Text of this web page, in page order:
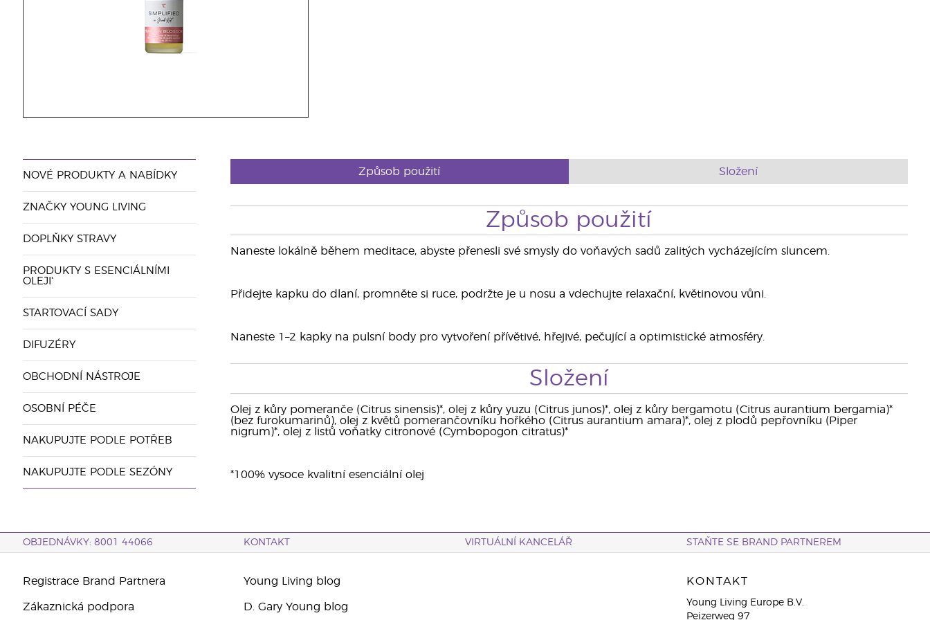
NOVÉ PRODUKTY A NABÍDKY
ZNAČKY YOUNG LIVING
DOPLŇKY STRAVY
PRODUKTY S ESENCIÁLNÍMI
OLEJI'
STARTOVACÍ SADY
DIFUZÉRY
OBCHODNÍ NÁSTROJE
OSOBNÍ PÉČE
NAKUPUJTE PODLE POTŘEB
NAKUPUJTE PODLE SEZÓNY
Způsob použití Složení
Způsob použití
Naneste lokálně během meditace, abyste přenesli své smysly do voňavých sadů zalitých vycházejícím sluncem.
Přidejte kapku do dlaní, promněte si ruce, podržte je u nosu a vdechujte relaxační, květinovou vůni.
Naneste 1–2 kapky na pulsní body pro vytvoření přívětivé, hřejivé, pečující a optimistické atmosféry.
Složení
Olej z kůry pomeranče (Citrus sinensis)*, olej z kůry yuzu (Citrus junos)*, olej z kůry bergamotu (Citrus aurantium bergamia)*
(bez furokumarinů), olej z květů pomerančovníku hořkého (Citrus aurantium amara)*, olej z plodů pepřovníku (Piper
nigrum)*, olej z listů voňatky citronové (Cymbopogon citratus)*
*100% vysoce kvalitní esenciální olej
OBJEDNÁVKY: 8001 44066 KONTAKT VIRTUÁLNÍ KANCELÁŘ STAŇTE SE BRAND PARTNEREM
Registrace Brand Partnera
Zákaznická podpora
Young Living blog
D. Gary Young blog
KONTAKT
Young Living Europe B.V.
Peizerweg 97